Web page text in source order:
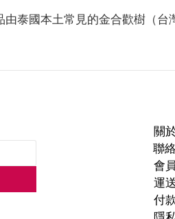
泰國本土常見的金合歡樹（
關
聯
會
運
付